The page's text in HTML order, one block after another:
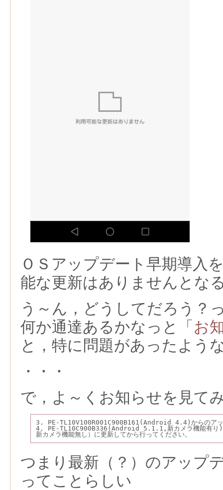
ＯＳアップデート早期導入
能な更新はありませんとな
う～ん，どうしてだろう？
何か通達あるかなっと「 お
と，特に問題があったよう
・・・
で，よ～くお知らせを見て
3. PE-TL10V100R001C900B161(Android 4.4)からのアッ
4. PE-TL10C900B336(Android 5.1.1,新カメラ機能有り)
新カメラ機能無し）に更新してから行ってください。
つまり最新（？）のアップ
ってことらしい